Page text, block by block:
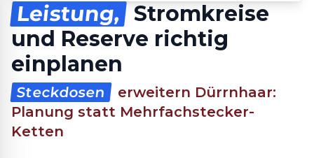
Leistung, Stromkreise
und Reserve richtig
einplanen
Steckdosen
erweitern Dürrnhaar:
Planung statt Mehrfachstecker-
Ketten